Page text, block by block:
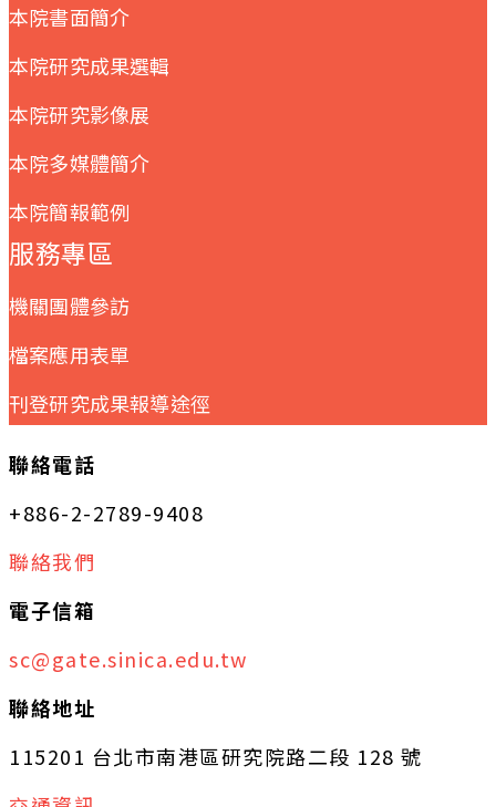
本院書面簡介
本院研究成果選輯
本院研究影像展
本院多媒體簡介
本院簡報範例
服務專區
機關團體參訪
檔案應用表單
刊登研究成果報導途徑
聯絡電話
+886-2-2789-9408
聯絡我們
電子信箱
sc@gate.sinica.edu.tw
聯絡地址
115201 台北市南港區研究院路二段 128 號